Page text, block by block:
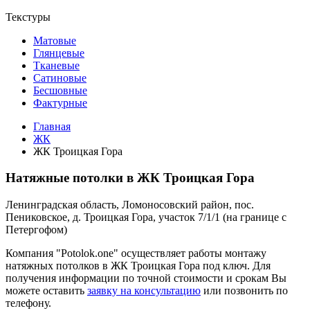
Текстуры
Матовые
Глянцевые
Тканевые
Сатиновые
Бесшовные
Фактурные
Главная
ЖК
ЖК Троицкая Гора
Натяжные потолки в ЖК Троицкая Гора
Ленинградская область, Ломоносовский район, пос.
Пениковское, д. Троицкая Гора, участок 7/1/1 (на границе с
Петергофом)
Компания "Potolok.one" осуществляет работы монтажу
натяжных потолков в ЖК Троицкая Гора под ключ. Для
получения информации по точной стоимости и срокам Вы
можете оставить заявку на консультацию или позвонить по
телефону.